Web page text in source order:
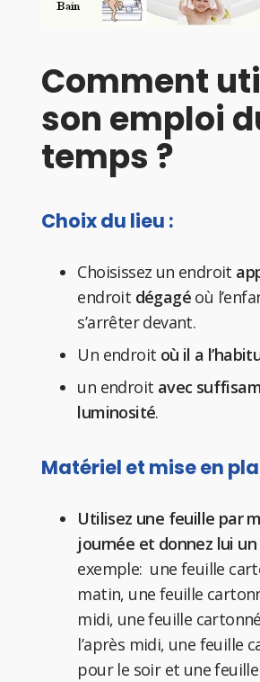
Comment
son emploi
temps ?
Choix du lieu :
Choisissez un endroit
endroit dégagéoù
s’arrêter devant.
Un endroit où il a
un endroit avec
luminosité.
Matériel et mise en
Utilisez une feuille par
journée et donnez lui
exemple: une feuille
matin, une feuille
midi, une feuille
l’après midi, une feuille
pour le soir et une